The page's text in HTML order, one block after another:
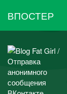
ВПОСТЕР